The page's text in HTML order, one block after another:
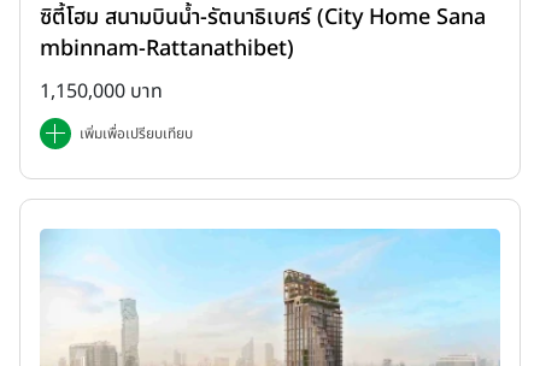
ซิตี้โฮม สนามบินน้ำ-รัตนาธิเบศร์ (City Home Sana
mbinnam-Rattanathibet)
1,150,000 บาท
เพิ่มเพื่อเปรียบเทียบ